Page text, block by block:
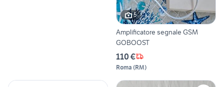
5
Amplificatore segnale GSM
GOBOOST
110 €
Roma (RM)